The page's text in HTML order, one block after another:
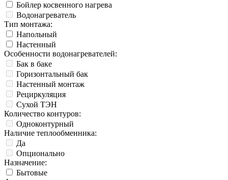
Бойлер косвенного нагрева
Водонагреватель
Тип монтажа:
Напольный
Настенный
Особенности водонагревателей:
Бак в баке
Горизонтальный бак
Настенный монтаж
Рециркуляция
Сухой ТЭН
Количество контуров:
Одноконтурный
Наличие теплообменника:
Да
Опционально
Назначение:
Бытовые